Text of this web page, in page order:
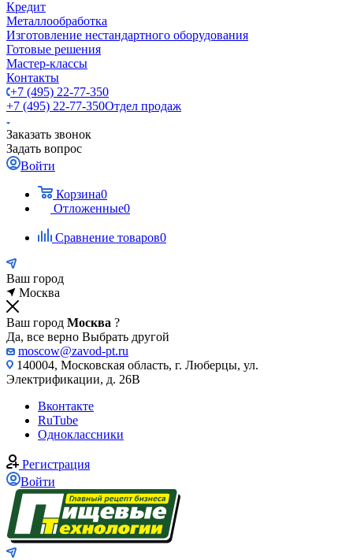
Кредит
Металлообработка
Изготовление нестандартного оборудования
Готовые решения
Мастер-классы
Контакты
+7 (495) 22-77-350
+7 (495) 22-77-350Отдел продаж
Заказать звонок
Задать вопрос
Войти
Корзина0
Отложенные0
Сравнение товаров0
Ваш город
Москва
Ваш город Москва ?
Да, все верно Выбрать другой
moscow@zavod-pt.ru
140004, Московская область, г. Люберцы, ул.
Электрификации, д. 26В
Вконтакте
RuTube
Одноклассники
Регистрация
Войти